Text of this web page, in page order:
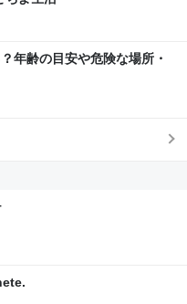
年齢の目安や危険な場所・